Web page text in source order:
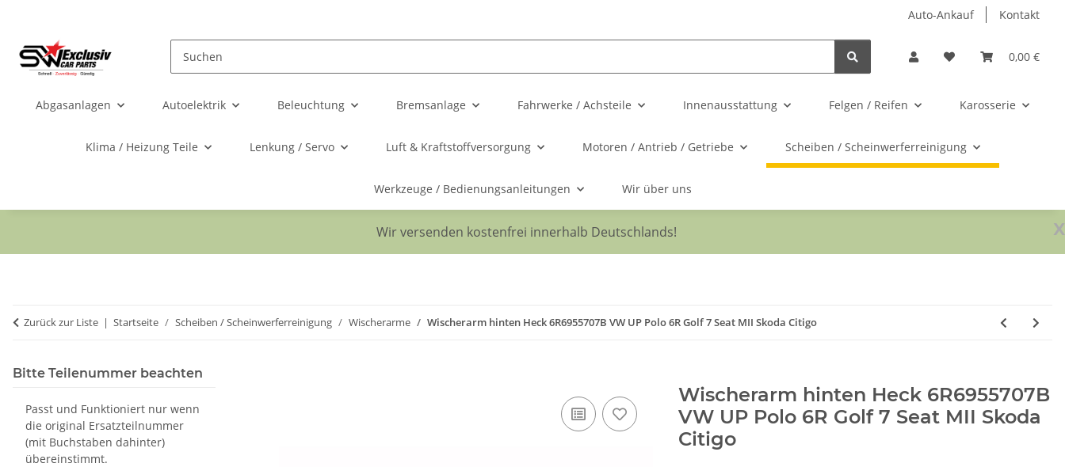
Auto-Ankauf Kontakt
0,00 €
Abgasanlagen Autoelektrik Beleuchtung Bremsanlage Fahrwerke / Achsteile Innenausstattung Felgen / Reifen Karosserie
Klima / Heizung Teile Lenkung / Servo Luft & Kraftstoffversorgung Motoren / Antrieb / Getriebe Scheiben / Scheinwerferreinigung
Werkzeuge / Bedienungsanleitungen Wir über uns
x
Wir versenden kostenfrei innerhalb Deutschlands!
Zurück zur Liste Startseite Scheiben / Scheinwerferreinigung Wischerarme Wischerarm hinten Heck 6R6955707B VW UP Polo 6R Golf 7 Seat MII Skoda Citigo
Wischerarm hinten Heck 6R6955707B
VW UP Polo 6R Golf 7 Seat MII Skoda
Citigo
Bitte Teilenummer beachten
Passt und Funktioniert nur wenn
die original Ersatzteilnummer
(mit Buchstaben dahinter)
übereinstimmt.